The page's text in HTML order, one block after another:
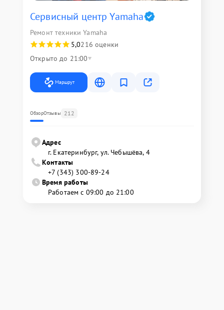
Сервисный центр Yamaha
Ремонт техники Yamaha
5,0216 оценки
Открыто до 21:00
Маршрут
ОбзорОтзывы 212
Адрес
г. Екатеринбург, ул. Чебышёва, 4
Контакты
+7 (343) 300-89-24
Время работы
Работаем с 09:00 до 21:00